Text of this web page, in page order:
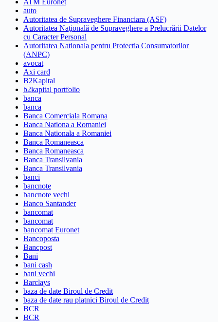
auto
Autoritatea de Supraveghere Financiara (ASF)
Autoritatea Naţională de Supraveghere a Prelucrării Datelor
cu Caracter Personal
Autoritatea Nationala pentru Protectia Consumatorilor
(ANPC)
avocat
Axi card
B2Kapital
b2kapital portfolio
banca
banca
Banca Comerciala Romana
Banca Nationa a Romaniei
Banca Nationala a Romaniei
Banca Romaneasca
Banca Romaneasca
Banca Transilvania
Banca Transilvania
banci
bancnote
bancnote vechi
Banco Santander
bancomat
bancomat
bancomat Euronet
Bancoposta
Bancpost
Bani
bani cash
bani vechi
Barclays
baza de date Biroul de Credit
baza de date rau platnici Biroul de Credit
BCR
BCR